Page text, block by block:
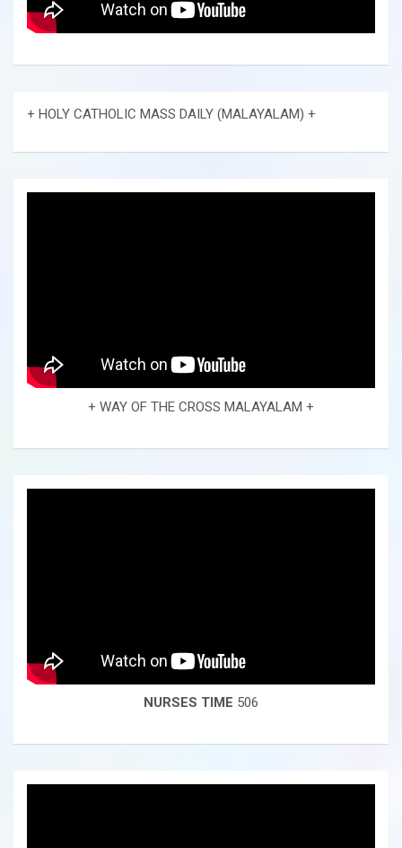
+ HOLY CATHOLIC MASS DAILY (MALAYALAM) +
+ WAY OF THE CROSS MALAYALAM +
NURSES TIME 506